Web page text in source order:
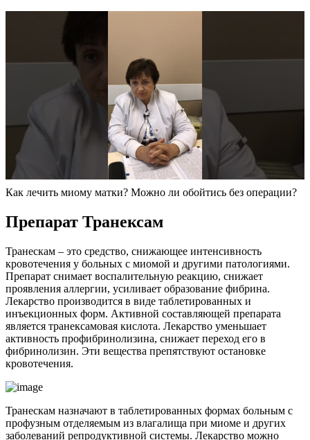
Как лечить миому матки? Можно ли обойтись без операции?
Препарат Транексам
Транескам – это средство, снижающее интенсивность
кровотечения у больных с миомой и другими патологиями.
Препарат снимает воспалительную реакцию, снижает
проявления аллергии, усиливает образование фибрина.
Лекарство производится в виде таблетированных и
инъекционных форм. Активной составляющей препарата
является транексамовая кислота. Лекарство уменьшает
активность профибринолизина, снижает переход его в
фибринолизин. Эти вещества препятствуют остановке
кровотечения.
Транескам назначают в таблетированных формах больным с
профузным отделяемым из влагалища при миоме и других
заболеваний репродуктивной системы. Лекарство можно